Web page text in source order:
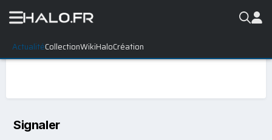
ActualitéCollectionWikiHaloCréation
Signaler